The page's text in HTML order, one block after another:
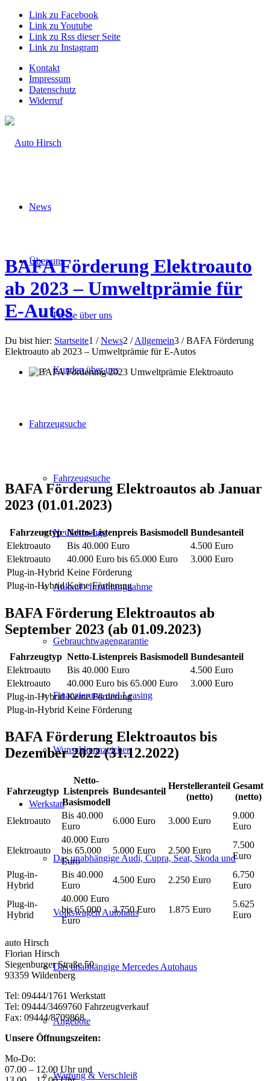
Link zu Facebook
Link zu Youtube
Link zu Rss dieser Seite
Link zu Instagram
Kontakt
Impressum
Datenschutz
Widerruf
News
Über uns
Presse über uns
Kunden über uns
Fahrzeugsuche
Fahrzeugsuche
Neufahrzeuge
Ankauf / Inzahlungnahme
Gebrauchtwagengarantie
Finanzierung und Leasing
Wunschkennzeichen
Werkstatt
Das unabhängige Audi, Cupra, Seat, Skoda und
Volkswagen Autohaus
Das unabhängige Mercedes Autohaus
Angebote
Wartung & Verschleiß
BAFA Förderung Elektroauto
ab 2023 – Umweltprämie für
E-Autos
Du bist hier: Startseite1 / News2 / Allgemein3 / BAFA Förderung
Elektroauto ab 2023 – Umweltprämie für E-Autos
BAFA Förderung Elektroautos ab Januar
2023 (01.01.2023)
Fahrzeugtyp Netto-Listenpreis Basismodell Bundesanteil
Elektroauto
Bis 40.000 Euro
4.500 Euro
Elektroauto
40.000 Euro bis 65.000 Euro
3.000 Euro
Plug-in-Hybrid Keine Förderung
Plug-in-Hybrid Keine Förderung
BAFA Förderung Elektroautos ab
September 2023 (ab 01.09.2023)
Fahrzeugtyp Netto-Listenpreis Basismodell Bundesanteil
Elektroauto
Bis 40.000 Euro
4.500 Euro
Elektroauto
40.000 Euro bis 65.000 Euro
3.000 Euro
Plug-in-Hybrid Keine Förderung
Plug-in-Hybrid Keine Förderung
BAFA Förderung Elektroautos bis
Dezember 2022 (31.12.2022)
Fahrzeugtyp
Netto-
Listenpreis
Basismodell
Bundesanteil
Herstelleranteil
(netto)
Gesamt
(netto)
Elektroauto
Bis 40.000
Euro
6.000 Euro 3.000 Euro
9.000
Euro
Elektroauto
40.000 Euro
bis 65.000
Euro
5.000 Euro 2.500 Euro
7.500
Euro
Plug-in-
Hybrid
Bis 40.000
Euro
4.500 Euro 2.250 Euro
6.750
Euro
Plug-in-
Hybrid
40.000 Euro
bis 65.000
Euro
3.750 Euro 1.875 Euro
5.625
Euro
auto Hirsch
Florian Hirsch
Siegenburger Straße 50
93359 Wildenberg
Tel: 09444/1761 Werkstatt
Tel: 09444/3469760 Fahrzeugverkauf
Fax: 09444/8709868
Unsere Öffnungszeiten:
Mo-Do:
07.00 – 12.00 Uhr und